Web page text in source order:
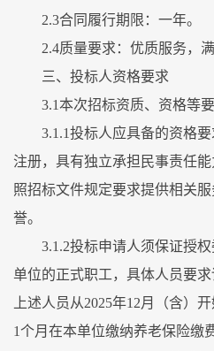
2.3合同履行期限：一年。
2.4质量要求：优质服务，
三、投标人资格要求
3.1本次招标资质、资格等要
3.1.1投标人应具备的资格
注册，具有独立承担民事责任
照招标文件规定要求提供相关
誉。
3.1.2投标申请人须保证授
单位的正式职工，具体人员要
上述人员从2025年12月（含）
1个月在本单位缴纳养老保险缴